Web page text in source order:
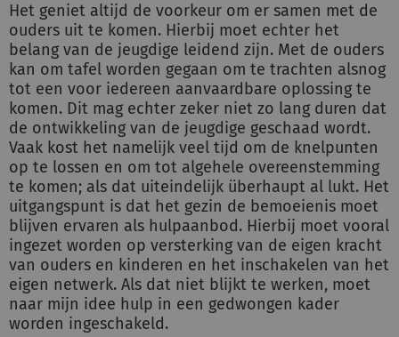
Het geniet altijd de voorkeur om er samen met de
ouders uit te komen. Hierbij moet echter het
belang van de jeugdige leidend zijn. Met de ouders
kan om tafel worden gegaan om te trachten alsnog
tot een voor iedereen aanvaardbare oplossing te
komen. Dit mag echter zeker niet zo lang duren dat
de ontwikkeling van de jeugdige geschaad wordt.
Vaak kost het namelijk veel tijd om de knelpunten
op te lossen en om tot algehele overeenstemming
te komen; als dat uiteindelijk überhaupt al lukt. Het
uitgangspunt is dat het gezin de bemoeienis moet
blijven ervaren als hulpaanbod. Hierbij moet vooral
ingezet worden op versterking van de eigen kracht
van ouders en kinderen en het inschakelen van het
eigen netwerk. Als dat niet blijkt te werken, moet
naar mijn idee hulp in een gedwongen kader
worden ingeschakeld.